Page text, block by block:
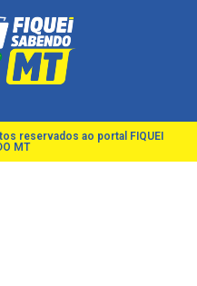
reservados ao portal FIQUEI
MT